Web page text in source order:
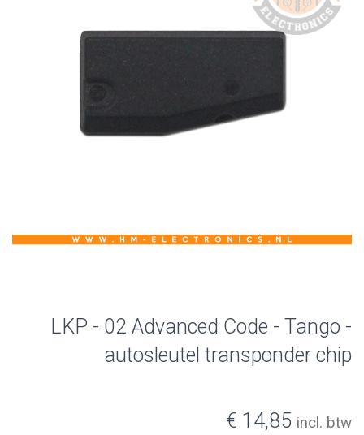
LKP - 02 Advanced Code - Tango -
autosleutel transponder chip
€ 14,85 incl. btw